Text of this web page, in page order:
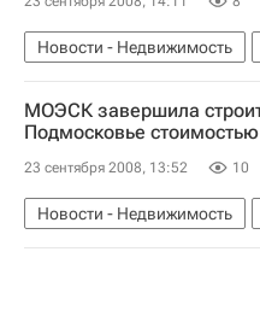
Новости - Недвижимость
МОЭСК завершила
Подмосковье
23 сентября 2008, 13:52 10
Новости - Недвижимость